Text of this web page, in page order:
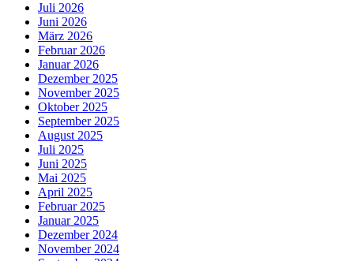
Juli 2026
Juni 2026
März 2026
Februar 2026
Januar 2026
Dezember 2025
November 2025
Oktober 2025
September 2025
August 2025
Juli 2025
Juni 2025
Mai 2025
April 2025
Februar 2025
Januar 2025
Dezember 2024
November 2024